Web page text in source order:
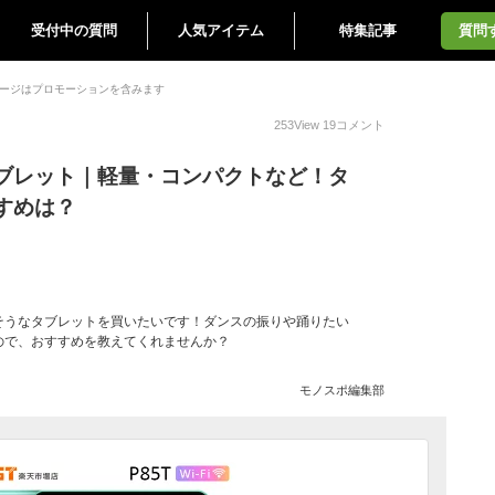
受付中の質問 人気アイテム 特集記事 質問
ジはプロモーションを含みます
253View 19コメント
レット｜軽量・コンパクトなど！タ
めは？
なタブレットを買いたいです！ダンスの振りや踊りたい
、おすすめを教えてくれませんか？
モノスポ編集部